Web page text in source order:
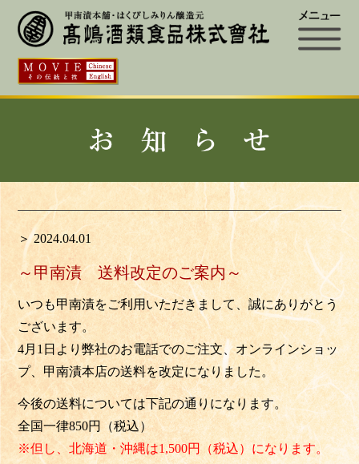
＞ 2024.04.01
～甲南漬 送料改定のご案内～
いつも甲南漬をご利用いただきまして、誠にありがとう
ございます。
4月1日より弊社のお電話でのご注文、オンラインショッ
プ、甲南漬本店の送料を改定になりました。
今後の送料については下記の通りになります。
全国一律850円（税込）
※但し、北海道・沖縄は1,500円（税込）になります。